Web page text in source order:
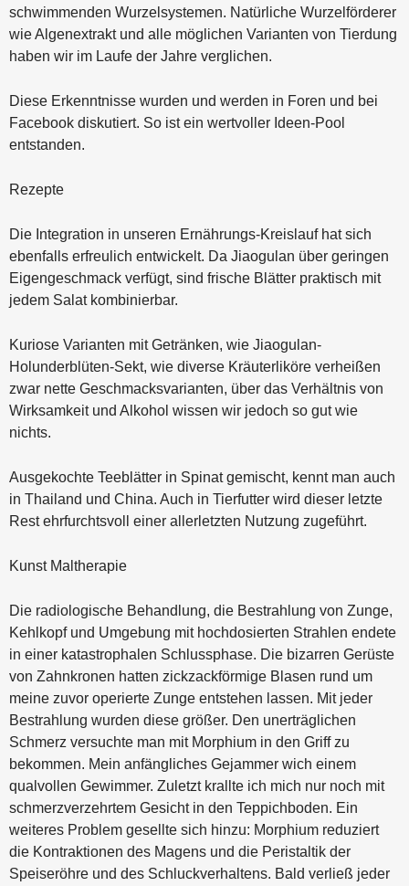
schwimmenden Wurzelsystemen. Natürliche Wurzelförderer
wie Algenextrakt und alle möglichen Varianten von Tierdung
haben wir im Laufe der Jahre verglichen.
Diese Erkenntnisse wurden und werden in Foren und bei
Facebook diskutiert. So ist ein wertvoller Ideen-Pool
entstanden.
Rezepte
Die Integration in unseren Ernährungs-Kreislauf hat sich
ebenfalls erfreulich entwickelt. Da Jiaogulan über geringen
Eigengeschmack verfügt, sind frische Blätter praktisch mit
jedem Salat kombinierbar.
Kuriose Varianten mit Getränken, wie Jiaogulan-
Holunderblüten-Sekt, wie diverse Kräuterliköre verheißen
zwar nette Geschmacksvarianten, über das Verhältnis von
Wirksamkeit und Alkohol wissen wir jedoch so gut wie
nichts.
Ausgekochte Teeblätter in Spinat gemischt, kennt man auch
in Thailand und China. Auch in Tierfutter wird dieser letzte
Rest ehrfurchtsvoll einer allerletzten Nutzung zugeführt.
Kunst Maltherapie
Die radiologische Behandlung, die Bestrahlung von Zunge,
Kehlkopf und Umgebung mit hochdosierten Strahlen endete
in einer katastrophalen Schlussphase. Die bizarren Gerüste
von Zahnkronen hatten zickzackförmige Blasen rund um
meine zuvor operierte Zunge entstehen lassen. Mit jeder
Bestrahlung wurden diese größer. Den unerträglichen
Schmerz versuchte man mit Morphium in den Griff zu
bekommen. Mein anfängliches Gejammer wich einem
qualvollen Gewimmer. Zuletzt krallte ich mich nur noch mit
schmerzverzehrtem Gesicht in den Teppichboden. Ein
weiteres Problem gesellte sich hinzu: Morphium reduziert
die Kontraktionen des Magens und die Peristaltik der
Speiseröhre und des Schluckverhaltens. Bald verließ jeder